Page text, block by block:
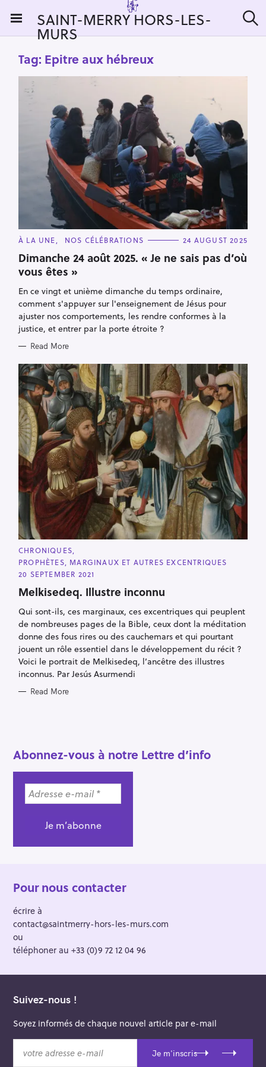
i
SAINT-MERRY HORS-LES-
MURS e
Tag: Epitre aux hébreux
C
T
E
G
O
R
I
E
S
À LA UNE NOS CÉLÉBRATIONS 24 AUGUST 2025
Dimanche 24 août 2025. « Je ne sais pas d’où
vous êtes »
En ce vingt et unième dimanche du temps ordinaire,
comment s'appuyer sur l'enseignement de Jésus pour
ajuster nos comportements, les rendre conformes à la
justice, et entrer par la porte étroite ?
Read More
C
A
T
E
G
O
R
E
S
CHRONIQUES
PROPHÈTES, MARGINAUX ET AUTRES EXCENTRIQUES
20 SEPTEMBER 2021
Melkisedeq. Illustre inconnu
Qui sont-ils, ces marginaux, ces excentriques qui peuplent
de nombreuses pages de la Bible, ceux dont la méditation
donne des fous rires ou des cauchemars et qui pourtant
jouent un rôle essentiel dans le développement du récit ?
Voici le portrait de Melkisedeq, l’ancêtre des illustres
inconnus. Par Jesús Asurmendi
Read More
Abonnez-vous à notre Lettre d’info
Pour nous contacter
écrire à
contact@saintmerry-hors-les-murs.com
ou
téléphoner au +33 (0)9 72 12 04 96
Suivez-nous !
Soyez informés de chaque nouvel article par e-mail
Je m'inscris
S
e
a
r
c
h
f
o
r